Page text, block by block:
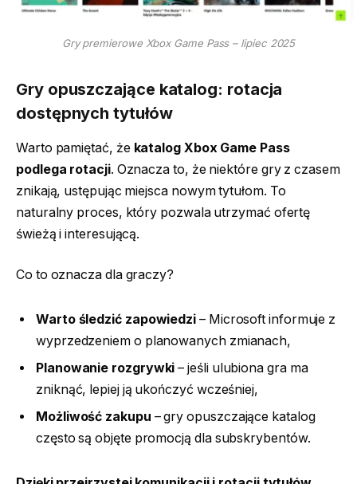
Gry premierowe Xbox Game Pass – lipiec 2025
Gry opuszczające katalog: rotacja
dostępnych tytułów
Warto pamiętać, że katalog Xbox Game Pass
podlega rotacji. Oznacza to, że niektóre gry z czasem
znikają, ustępując miejsca nowym tytułom. To
naturalny proces, który pozwala utrzymać ofertę
świeżą i interesującą.
Co to oznacza dla graczy?
Warto śledzić zapowiedzi – Microsoft informuje z
wyprzedzeniem o planowanych zmianach,
Planowanie rozgrywki – jeśli ulubiona gra ma
zniknąć, lepiej ją ukończyć wcześniej,
Możliwość zakupu – gry opuszczające katalog
często są objęte promocją dla subskrybentów.